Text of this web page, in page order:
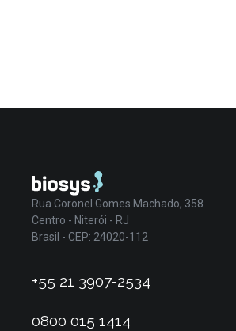
Rua Coronel Gomes Machado, 358
Centro - Niterói - RJ
Brasil - CEP: 24020-112
+55 21 3907-2534
0800 015 1414